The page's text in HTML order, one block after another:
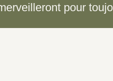
pour